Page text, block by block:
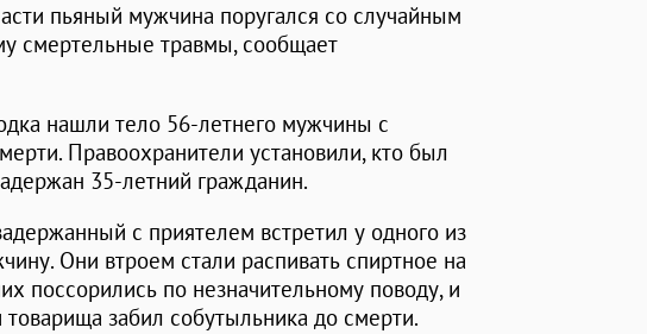
пьяный мужчина поругался со случайным
смертельные травмы, сообщает
нашли тело 56-летнего мужчины с
Правоохранители установили, кто был
35-летний гражданин.
с приятелем встретил у одного из
Они втроем стали распивать спиртное на
поссорились по незначительному поводу, и
забил собутыльника до смерти.